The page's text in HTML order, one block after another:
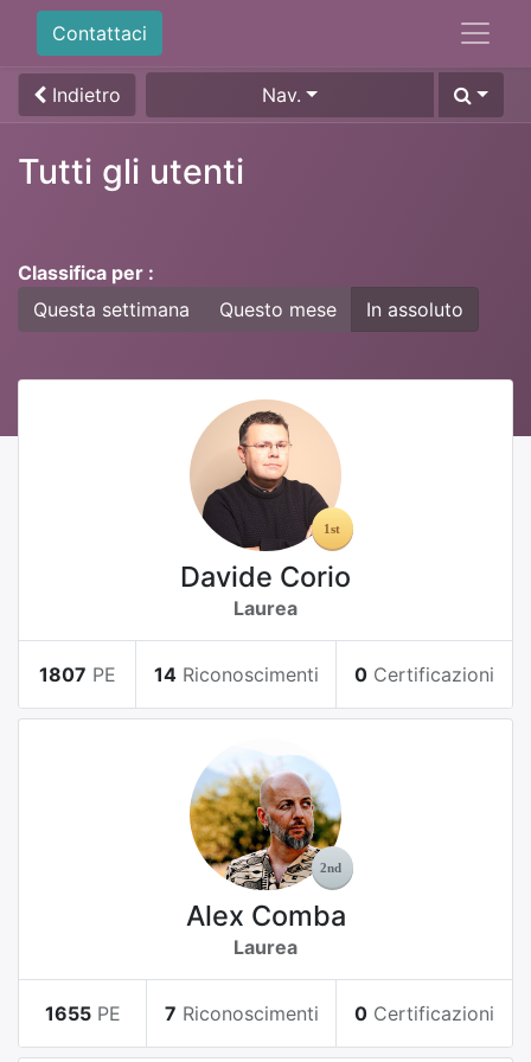
Contattaci
Indietro Nav.
Tutti gli utenti
Classifica per :
Questa settimana
Questo mese In assoluto
Davide Corio
Laurea
1807 PE 14 Riconoscimenti 0 Certificazioni
Alex Comba
Laurea
1655 PE 7 Riconoscimenti 0 Certificazioni